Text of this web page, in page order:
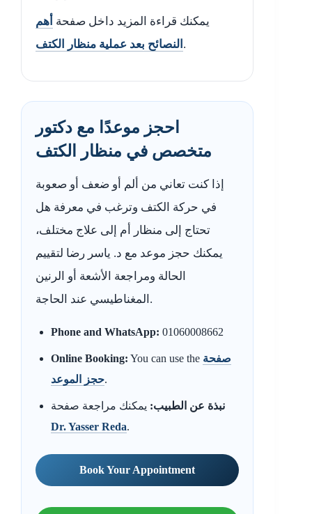
يمكنك قراءة المزيد داخل صفحة أهم
النصائح بعد عملية منظار الكتف .
احجز موعدًا مع دكتور
متخصص في منظار الكتف
إذا كنت تعاني من ألم أو ضعف أو صعوبة
في حركة الكتف وترغب في معرفة هل
تحتاج إلى منظار أم إلى علاج مختلف،
يمكنك حجز موعد مع د. ياسر رضا لتقييم
الحالة ومراجعة الأشعة أو الرنين
المغناطيسي عند الحاجة.
Phone and WhatsApp: 01060008662
Online Booking: You can use the صفحة
حجز الموعد.
نبذة عن الطبيب: يمكنك مراجعة صفحة
Dr. Yasser Reda.
Book Your Appointment